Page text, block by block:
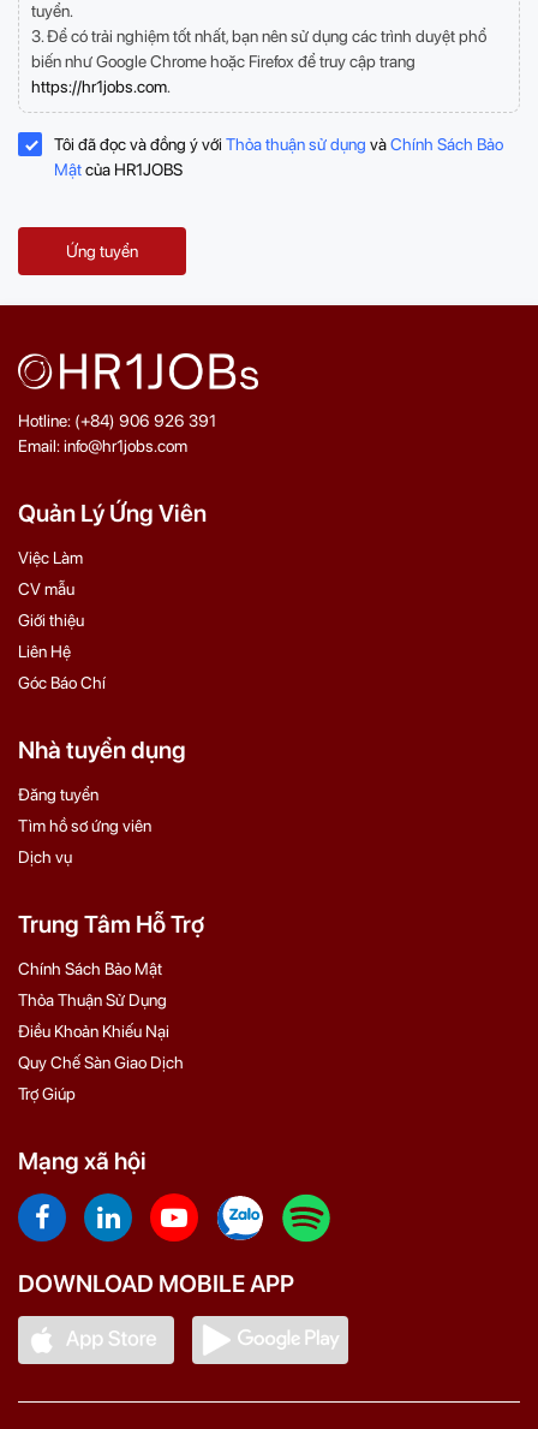
tuyển.
3. Để có trải nghiệm tốt nhất, bạn nên sử dụng các trình duyệt phổ
biến như Google Chrome hoặc Firefox để truy cập trang
https://hr1jobs.com.
Tôi đã đọc và đồng ý với Thỏa thuận sử dụng vàChính Sách Bảo
Mậtcủa HR1JOBS
Ứng tuyển
Hotline: (+84) 906 926 391
Email: info@hr1jobs.com
Quản Lý Ứng Viên
Việc Làm
CV mẫu
Giới thiệu
Liên Hệ
Góc Báo Chí
Nhà tuyển dụng
Đăng tuyển
Tìm hồ sơ ứng viên
Dịch vụ
Trung Tâm Hỗ Trợ
Chính Sách Bảo Mật
Thỏa Thuận Sử Dụng
Điều Khoản Khiếu Nại
Quy Chế Sàn Giao Dịch
Trợ Giúp
Mạng xã hội
DOWNLOAD MOBILE APP